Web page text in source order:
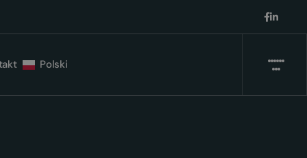
Polski